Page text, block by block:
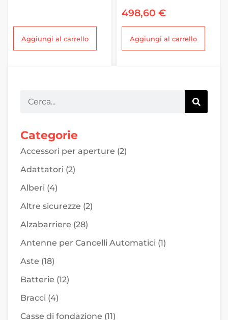
Categorie
Accessori per aperture (2)
Adattatori (2)
Alberi (4)
Altre sicurezze (2)
Alzabarriere (28)
Antenne per Cancelli Automatici (1)
Aste (18)
Batterie (12)
Bracci (4)
Casse di fondazione (11)
Aggiungi al carrello
498,60 €
Aggiungi al carrello